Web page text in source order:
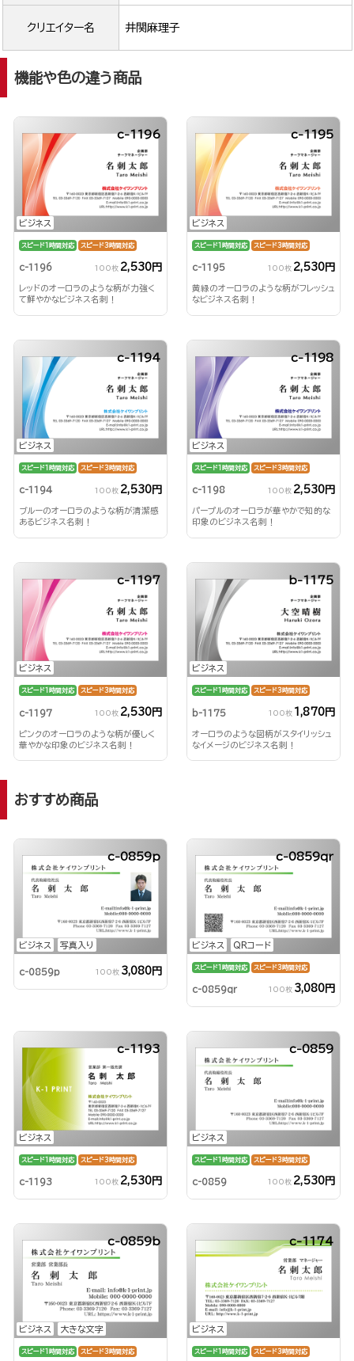
クリエイター名 井関麻理子
機能や色の違う商品
ビジネス
c-1196
スピード1時間対応 スピード3時間対応
c-1196 100枚 2,530円
レッドのオーロラのような柄が力強く
て鮮やかなビジネス名刺！
ビジネス
c-1195
スピード1時間対応 スピード3時間対応
c-1195 100枚 2,530円
黄緑のオーロラのような柄がフレッシュ
なビジネス名刺！
ビジネス
c-1194
スピード1時間対応 スピード3時間対応
c-1194 100枚 2,530円
ブルーのオーロラのような柄が清潔感
あるビジネス名刺！
ビジネス
c-1198
スピード1時間対応 スピード3時間対応
c-1198 100枚 2,530円
パープルのオーロラが華やかで知的な
印象のビジネス名刺！
ビジネス
c-1197
スピード1時間対応 スピード3時間対応
c-1197 100枚 2,530円
ピンクのオーロラのような柄が優しく
華やかな印象のビジネス名刺！
ビジネス
b-1175
スピード1時間対応 スピード3時間対応
b-1175 100枚 1,870円
オーロラのような図柄がスタイリッシュ
なイメージのビジネス名刺！
おすすめ商品
ビジネス 写真入り
c-0859p
c-0859p 100枚 3,080円
ビジネス QRコード
c-0859qr
スピード1時間対応 スピード3時間対応
c-0859qr 100枚 3,080円
ビジネス
c-1193
スピード1時間対応 スピード3時間対応
c-1193 100枚 2,530円
ビジネス
c-0859
スピード1時間対応 スピード3時間対応
c-0859 100枚 2,530円
ビジネス 大きな文字
c-0859b
スピード1時間対応 スピード3時間対応
ビジネス
c-1174
スピード1時間対応 スピード3時間対応